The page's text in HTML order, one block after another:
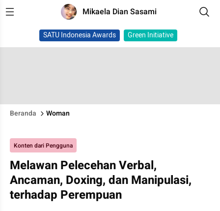
Mikaela Dian Sasami
SATU Indonesia Awards Green Initiative
Beranda Woman
Konten dari Pengguna
Melawan Pelecehan Verbal,
Ancaman, Doxing, dan Manipulasi,
terhadap Perempuan